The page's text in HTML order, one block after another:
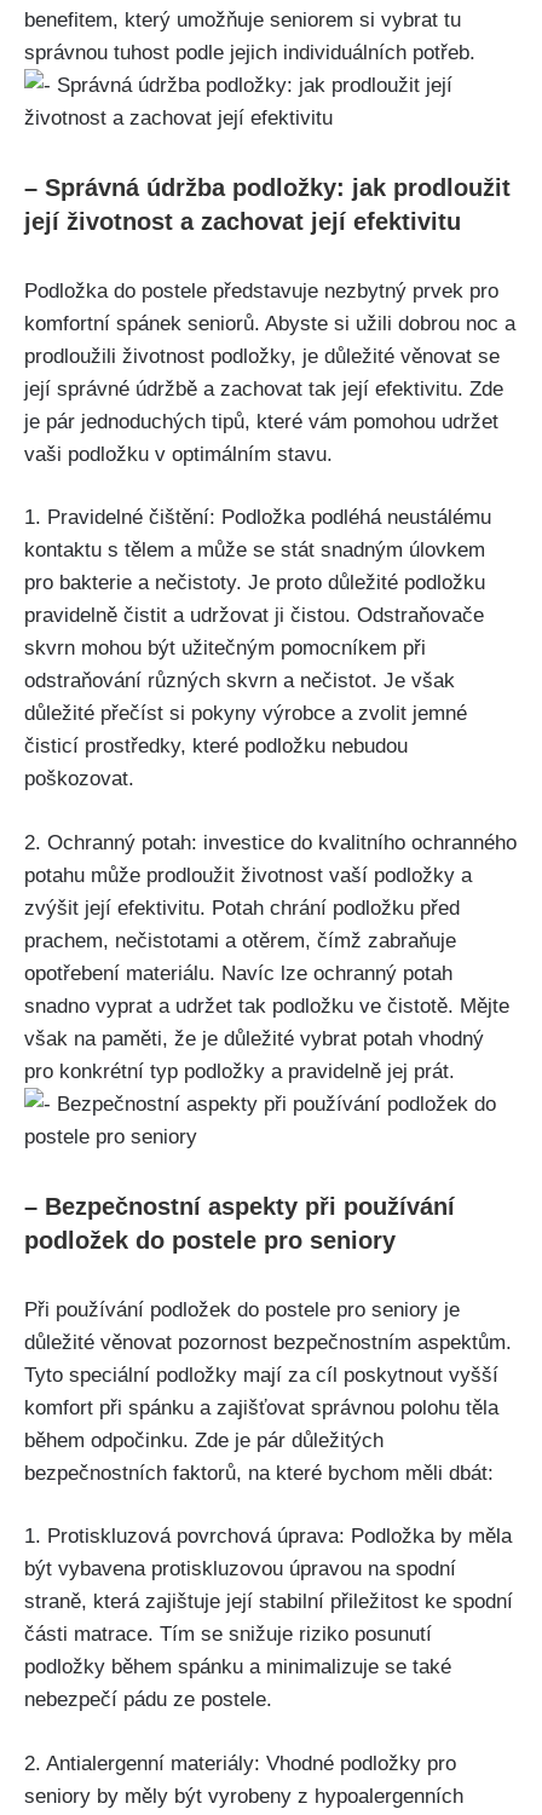
benefitem, ⁣který umožňuje ⁢seniorem si‌ vybrat⁣ tu
správnou tuhost‍ podle jejich individuálních potřeb.
– Správná údržba podložky: jak prodloužit
její životnost a zachovat její efektivitu
Podložka do postele představuje nezbytný prvek⁣ pro
⁤komfortní spánek seniorů. Abyste si užili dobrou noc a
prodloužili životnost podložky, je ​důležité věnovat se
její správné údržbě a​ zachovat tak její efektivitu. ​Zde
⁤je pár jednoduchých tipů, ⁤které vám pomohou udržet
vaši podložku⁤ v optimálním‌ stavu.
1. Pravidelné čištění: Podložka podléhá‌ neustálému
kontaktu s tělem a⁢ může‍ se stát snadným úlovkem⁢
pro bakterie a nečistoty. Je proto ⁣důležité‌ podložku
pravidelně čistit a⁣ udržovat ji čistou. Odstraňovače
skvrn⁢ mohou být užitečným pomocníkem při
odstraňování různých skvrn a nečistot. Je však‌
důležité přečíst ‍si pokyny výrobce a zvolit jemné
čisticí prostředky, které podložku nebudou
poškozovat.
2.​ Ochranný potah: investice⁤ do kvalitního ochranného
potahu může prodloužit životnost vaší podložky a
zvýšit její efektivitu. ⁣Potah chrání podložku před
prachem, nečistotami a otěrem, čímž zabraňuje⁤
opotřebení materiálu. Navíc lze ochranný potah
snadno vyprat a ​udržet tak‍ podložku ve čistotě.⁣ Mějte
⁢však na paměti, že je ⁣důležité​ vybrat potah vhodný
pro konkrétní typ podložky a pravidelně jej prát.
– Bezpečnostní aspekty při používání
podložek⁣ do postele pro seniory
Při používání podložek do postele⁢ pro seniory je
důležité věnovat pozornost bezpečnostním aspektům.
Tyto speciální⁢ podložky mají za cíl poskytnout vyšší⁢
komfort při spánku a zajišťovat správnou polohu těla
během​ odpočinku. Zde je pár ⁢důležitých
bezpečnostních ⁣faktorů, na které ⁤bychom měli ‌dbát:
1. Protiskluzová povrchová úprava: Podložka⁤ by měla
být vybavena ‌protiskluzovou úpravou na spodní
straně, která zajištuje její stabilní přiležitost ke spodní
části ⁣matrace. Tím se snižuje riziko‌ posunutí‍
podložky během spánku ​a minimalizuje se také‌
nebezpečí pádu⁢ ze postele.
2. Antialergenní materiály: Vhodné ​podložky ⁢pro
seniory ​by měly být vyrobeny ​z hypoalergenních